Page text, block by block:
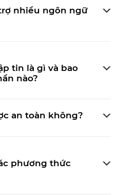
nhiều ngôn ngữ
tin là gì và bao
nào?
an toàn không?
phương thức